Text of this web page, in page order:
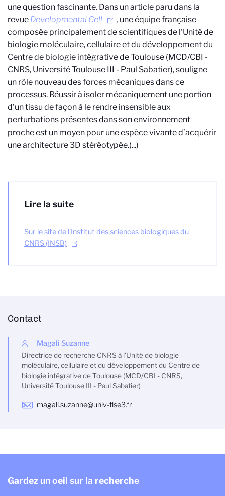
une question fascinante. Dans un article paru dans la
revue Developmental Cell , une équipe française
composée principalement de scientifiques de l'Unité de
biologie moléculaire, cellulaire et du développement du
Centre de biologie intégrative de Toulouse (MCD/CBI -
CNRS, Université Toulouse III - Paul Sabatier), souligne
un rôle nouveau des forces mécaniques dans ce
processus. Réussir à isoler mécaniquement une portion
d’un tissu de façon à le rendre insensible aux
perturbations présentes dans son environnement
proche est un moyen pour une espèce vivante d’acquérir
une architecture 3D stéréotypée.(...)
Lire la suite
Sur le site de l'Institut des sciences biologiques du
CNRS (INSB)
Contact
Magali Suzanne
Directrice de recherche CNRS à l'Unité de biologie
moléculaire, cellulaire et du développement du Centre de
biologie intégrative de Toulouse (MCD/CBI - CNRS,
Université Toulouse III - Paul Sabatier)
magali.suzanne@univ-tlse3.fr
Gardez un oeil sur la recherche